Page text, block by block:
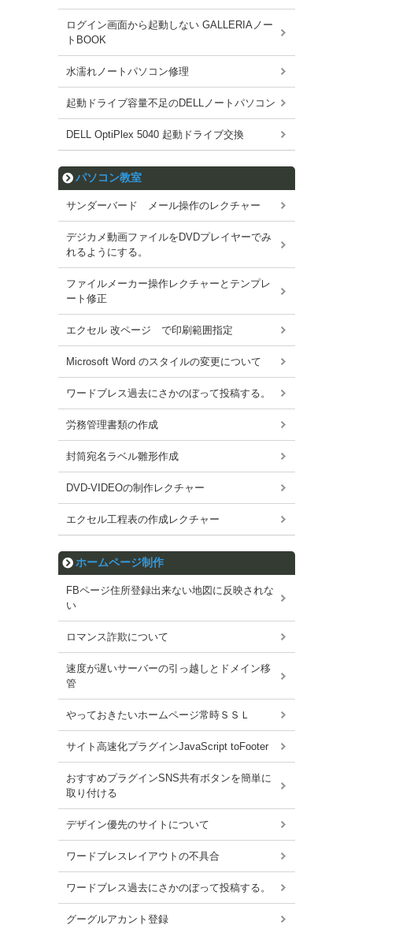
ログイン画面から起動しない GALLERIAノー
トBOOK
水濡れノートパソコン修理
起動ドライブ容量不足のDELLノートパソコン
DELL OptiPlex 5040 起動ドライブ交換
パソコン教室
サンダーバード メール操作のレクチャー
デジカメ動画ファイルをDVDプレイヤーでみ
れるようにする。
ファイルメーカー操作レクチャーとテンプレ
ート修正
エクセル 改ページ で印刷範囲指定
Microsoft Word のスタイルの変更について
ワードブレス過去にさかのぼって投稿する。
労務管理書類の作成
封筒宛名ラベル雛形作成
DVD-VIDEOの制作レクチャー
エクセル工程表の作成レクチャー
ホームページ制作
FBページ住所登録出来ない地図に反映されな
い
ロマンス詐欺について
速度が遅いサーバーの引っ越しとドメイン移
管
やっておきたいホームページ常時ＳＳＬ
サイト高速化プラグインJavaScript toFooter
おすすめプラグインSNS共有ボタンを簡単に
取り付ける
デザイン優先のサイトについて
ワードブレスレイアウトの不具合
ワードブレス過去にさかのぼって投稿する。
グーグルアカント登録